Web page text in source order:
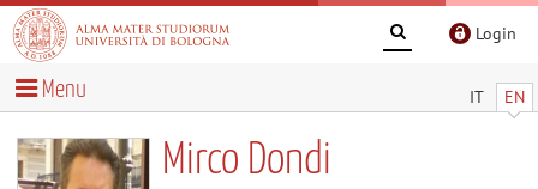
Login
IT EN
Menu
Mirco Dondi